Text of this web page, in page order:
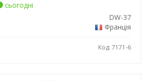
сьогодні
DW-37
Франція
Код: 7171-6